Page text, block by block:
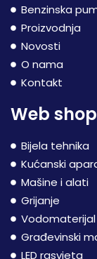
Benzinska
Proizvodnja
Novosti
O nama
Kontakt
Web shop
Bijela tehnika
Kućanski
Mašine i alati
Grijanje
Vodomaterijal
Građevinski
LED rasvjeta